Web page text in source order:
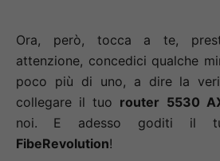
Ora, però, tocca a te,
attenzione, concedici qualche
poco più di uno, a dire la
collegare il tuo router 5530
noi.
E adesso goditi il
FibeRevolution!